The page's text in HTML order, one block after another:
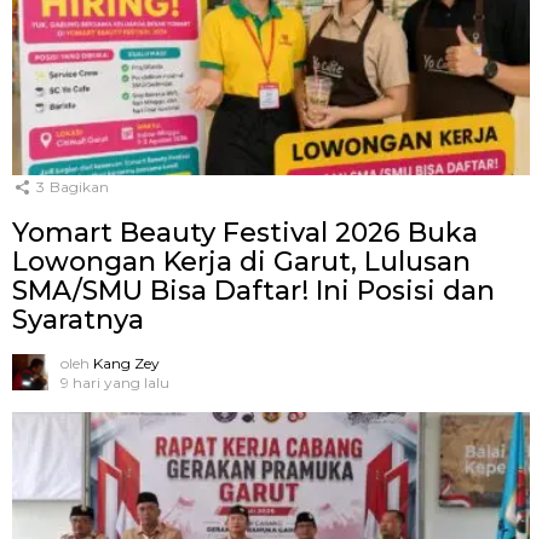
3 Bagikan
Yomart Beauty Festival 2026 Buka
Lowongan Kerja di Garut, Lulusan
SMA/SMU Bisa Daftar! Ini Posisi dan
Syaratnya
oleh Kang Zey
9 hari yang lalu